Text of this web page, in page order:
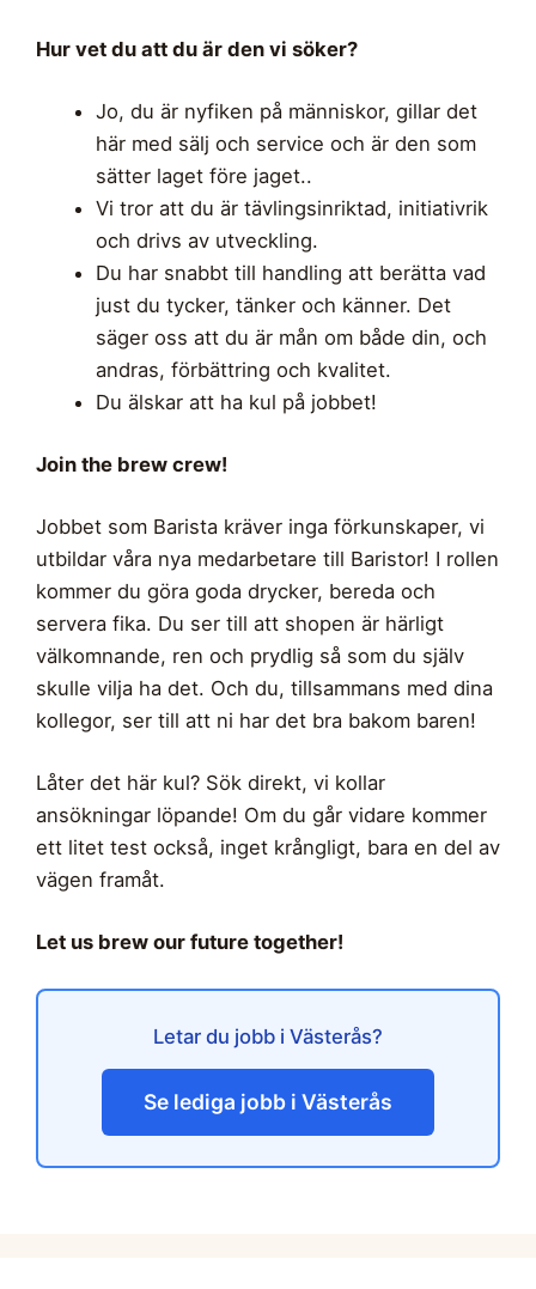
Hur vet du att du är den vi söker?
Jo, du är nyfiken på människor, gillar det
här med sälj och service och är den som
sätter laget före jaget..
Vi tror att du är tävlingsinriktad, initiativrik
och drivs av utveckling.
Du har snabbt till handling att berätta vad
just du tycker, tänker och känner. Det
säger oss att du är mån om både din, och
andras, förbättring och kvalitet.
Du älskar att ha kul på jobbet!
Join the brew crew!
Jobbet som Barista kräver inga förkunskaper, vi
utbildar våra nya medarbetare till Baristor! I rollen
kommer du göra goda drycker, bereda och
servera fika. Du ser till att shopen är härligt
välkomnande, ren och prydlig så som du själv
skulle vilja ha det. Och du, tillsammans med dina
kollegor, ser till att ni har det bra bakom baren!
Låter det här kul? Sök direkt, vi kollar
ansökningar löpande! Om du går vidare kommer
ett litet test också, inget krångligt, bara en del av
vägen framåt.
Let us brew our future together!
Letar du jobb i Västerås?
Se lediga jobb i Västerås